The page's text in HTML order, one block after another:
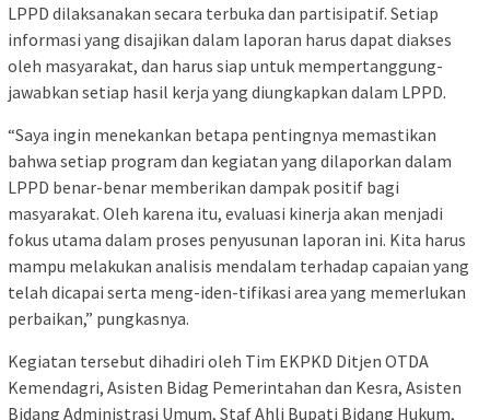
LPPD dilaksanakan secara terbuka dan partisipatif. Setiap
informasi yang disajikan dalam laporan harus dapat diakses
oleh masyarakat, dan harus siap untuk mempertanggung-
jawabkan setiap hasil kerja yang diungkapkan dalam LPPD.
“Saya ingin menekankan betapa pentingnya memastikan
bahwa setiap program dan kegiatan yang dilaporkan dalam
LPPD benar-benar memberikan dampak positif bagi
masyarakat. Oleh karena itu, evaluasi kinerja akan menjadi
fokus utama dalam proses penyusunan laporan ini. Kita harus
mampu melakukan analisis mendalam terhadap capaian yang
telah dicapai serta meng-iden-tifikasi area yang memerlukan
perbaikan,” pungkasnya.
Kegiatan tersebut dihadiri oleh Tim EKPKD Ditjen OTDA
Kemendagri, Asisten Bidag Pemerintahan dan Kesra, Asisten
Bidang Administrasi Umum, Staf Ahli Bupati Bidang Hukum,